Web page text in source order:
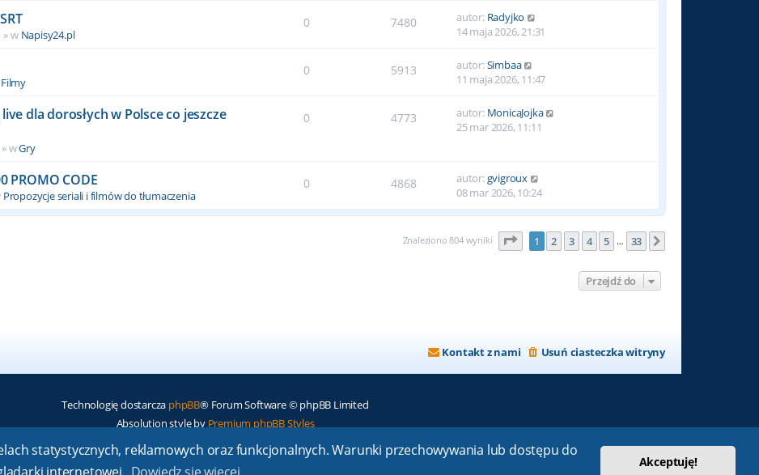
statystycznych, reklamowych oraz funkcjonalnych. Warunki przechowywania lub dostępu do
Akceptuję!
» w Napisy24.pl
0 7480 autor: Radyjko
14 maja 2026, 21:31
Filmy
0 5913 autor:Simbaa
11 maja 2026, 11:47
dla dorosłych w Polsce co jeszcze
» wGry
0 4773 autor: MonicaJojka
25 mar 2026, 11:11
PROMO CODE
Propozycje seriali i filmów do tłumaczenia
0 4868 autor:gvigroux
08 mar 2026, 10:24
Znaleziono 804 wyniki Strona1 33
1 2 3 4 5 … 33
Przejdź do
Usuń ciasteczka witryny
Kontakt z nami
Technologię dostarcza phpBB® Forum Software © phpBB Limited
Absolution style by Premium phpBB Styles
Polski pakiet językowy dostarcza phpBB.pl